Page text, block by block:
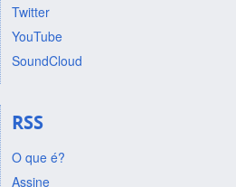
Twitter
YouTube
SoundCloud
RSS
O que é?
Assine